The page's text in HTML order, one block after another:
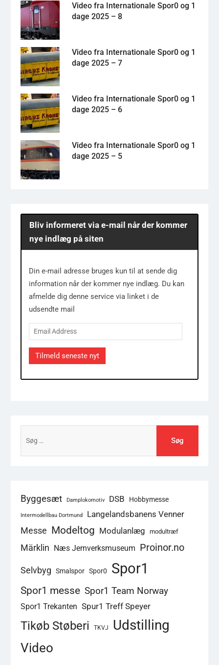
Video fra Internationale Spor0 og 1
dage 2025 – 8
Video fra Internationale Spor0 og 1
dage 2025 – 7
Video fra Internationale Spor0 og 1
dage 2025 – 6
Video fra Internationale Spor0 og 1
dage 2025 – 5
Bliv informeret via e-mail når der kommer
nye indlæg på siten
Din e-mail adresse bruges kun til at sende dig
information når der kommer nye indlæg. Du kan
afmelde dig denne service via linket i de
udsendte mail
Email
Address
Tilmeld seneste nyt
efter:
Byggesæt Damplokomotiv DSB Hobbymesse
Intermodellbau Dortmund
Langelandsbanens Venner
Messe Modeltog Modulanlæg modultræf
Märklin Næs Jernverksmuseum Proinor.no
Selvbyg Smalspor Spor0 Spor1
Spor1 messe Spor1 Team Norway
Spor1 Trekanten Spur1 Treff Speyer
Tikøb Støberi TKVJ Udstilling
Video